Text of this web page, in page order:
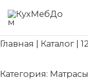
Перейти
содержимому
Главная Каталог
Категория: Матрасы
Search...